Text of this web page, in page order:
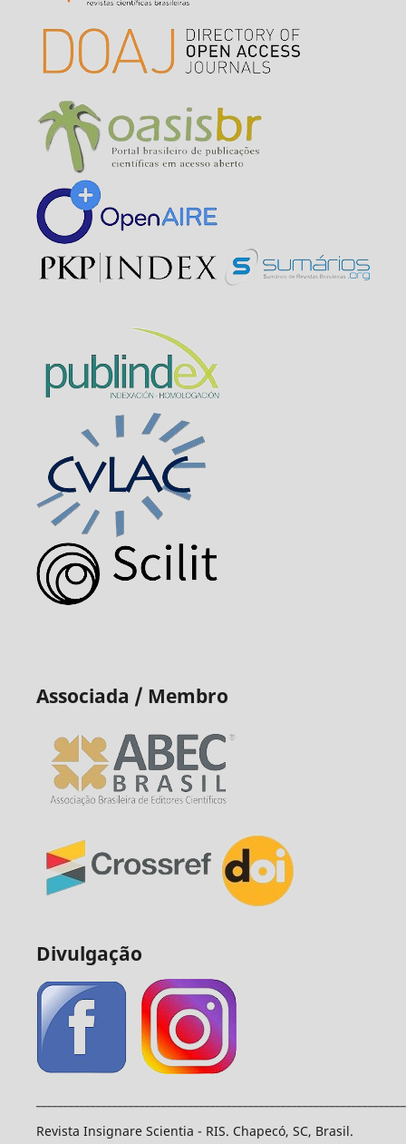
Associada / Membro
Divulgação
Revista Insignare Scientia - RIS. Chapecó, SC, Brasil.